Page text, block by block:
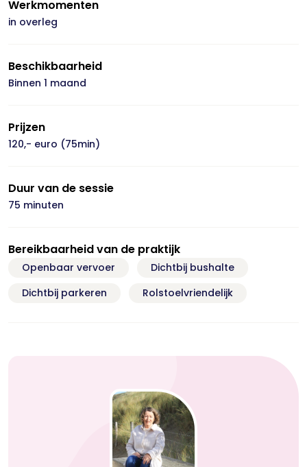
Werkmomenten
in overleg
Beschikbaarheid
Binnen 1 maand
Prijzen
120,- euro (75min)
Duur van de sessie
75 minuten
Bereikbaarheid van de praktijk
Openbaar vervoer
Dichtbij bushalte
Dichtbij parkeren
Rolstoelvriendelijk